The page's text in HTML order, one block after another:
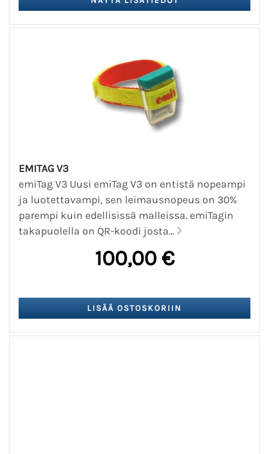
EMITAG V3
emiTag V3 Uusi emiTag V3 on entistä nopeampi
ja luotettavampi, sen leimausnopeus on 30%
parempi kuin edellisissä malleissa. emiTagin
takapuolella on QR-koodi josta...
100,00 €